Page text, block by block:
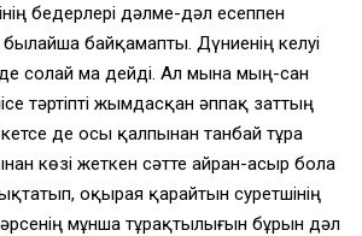
бедерлерi дәлме-дәл есеппен
былайша байқамапты. Дүниенiң келуi
де солай ма дейдi. Ал мына мың-сан
тәртiптi жымдасқан әппақ заттың
де осы қалпынан танбай тұра
көзi жеткен сәтте айран-асыр бола
оқырая қарайтын суретшiнiң
мұнша тұрақтылығын бұрын дәл